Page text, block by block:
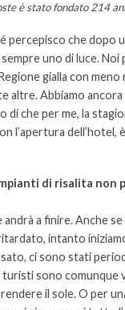
è stato fondato 214
percepisco che dopo
uno di luce. Noi
gialla con
altre. Abbiamo ancora
di che per me, la
l’apertura dell’hotel,
di risalita non
andrà a finire. Anche
intanto
ci sono stati
turisti sono comunque
il sole. O per